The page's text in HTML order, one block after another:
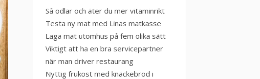
Så odlar och äter du mer vitaminrikt
Testa ny mat med Linas matkasse
Laga mat utomhus på fem olika sätt
Viktigt att ha en bra servicepartner
när man driver restaurang
Nyttig frukost med knäckebröd i